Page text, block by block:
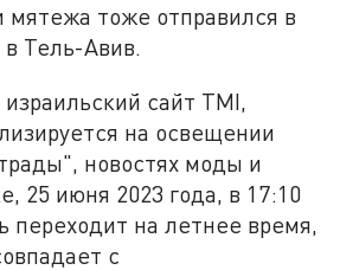
мятежа тоже отправился в
Тель-Авив.
сайт TMI,
на освещении
новостях моды и
25 июня 2023 года, в 17:10
переходит на летнее время,
с